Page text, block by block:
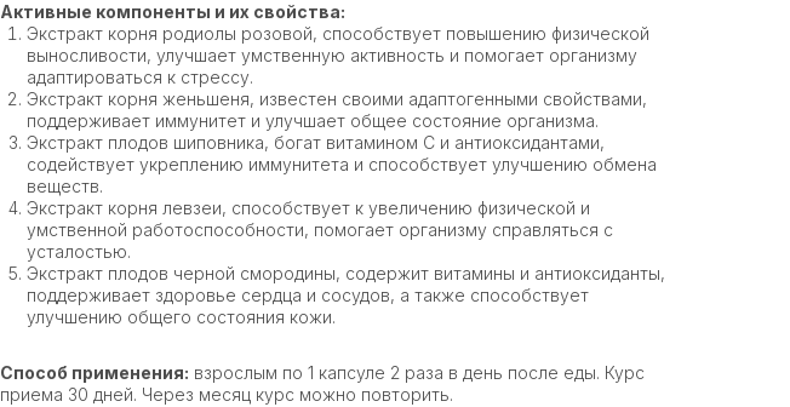
Активные компоненты и их свойства:
Экстракт корня родиолы розовой, способствует повышению физической
выносливости, улучшает умственную активность и помогает организму
адаптироваться к стрессу.
Экстракт корня женьшеня, известен своими адаптогенными свойствами,
поддерживает иммунитет и улучшает общее состояние организма.
Экстракт плодов шиповника, богат витамином C и антиоксидантами,
содействует укреплению иммунитета и способствует улучшению обмена
веществ.
Экстракт корня левзеи, способствует к увеличению физической и
умственной работоспособности, помогает организму справляться с
усталостью.
Экстракт плодов черной смородины, содержит витамины и антиоксиданты,
поддерживает здоровье сердца и сосудов, а также способствует
улучшению общего состояния кожи.
Способ применения: взрослым по 1 капсуле 2 раза в день после еды. Курс
приема 30 дней. Через месяц курс можно повторить.